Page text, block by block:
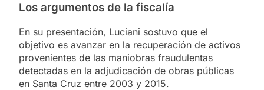
Los argumentos de la fiscalía
En su presentación, Luciani sostuvo que el
objetivo es avanzar en la recuperación de activos
provenientes de las maniobras fraudulentas
detectadas en la adjudicación de obras públicas
en Santa Cruz entre 2003 y 2015.